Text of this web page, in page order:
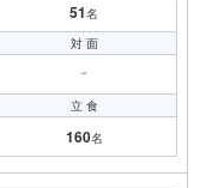
51名
対 面
－
立 食
160名